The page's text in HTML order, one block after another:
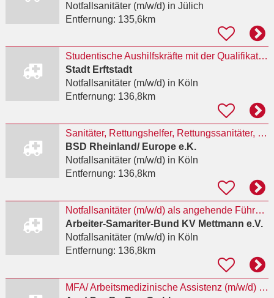
Notfallsanitäter (m/w/d)in Jülich
Entfernung: 135,6km
Studentische Aushilfskräfte mit der Qualifikation Notfallsanitäter:in (m/w/d)
Stadt Erftstadt
Notfallsanitäter (m/w/d)in Köln
Entfernung: 136,8km
Sanitäter, Rettungshelfer, Rettungssanitäter, Rettungsassistenten oder Notfallsanitäter (m/w/d)
BSD Rheinland/ Europe e.K.
Notfallsanitäter (m/w/d)in Köln
Entfernung: 136,8km
Notfallsanitäter (m/w/d) als angehende Führungskraft
Arbeiter-Samariter-Bund KV Mettmann e.V.
Notfallsanitäter (m/w/d)in Köln
Entfernung: 136,8km
MFA/ Arbeitsmedizinische Assistenz (m/w/d) befristet auf 2 Jahre